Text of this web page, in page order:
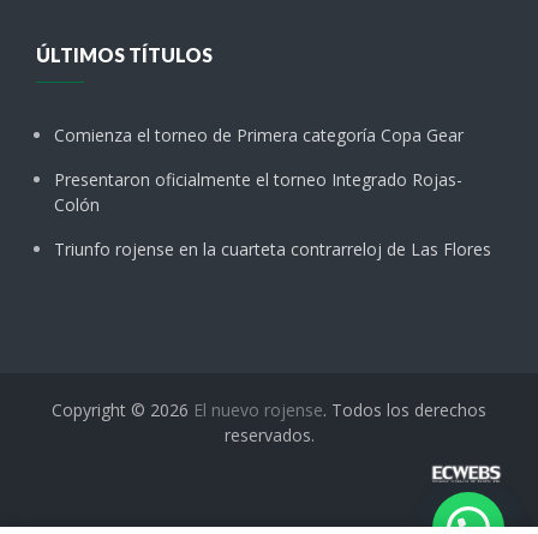
ÚLTIMOS TÍTULOS
Comienza el torneo de Primera categoría Copa Gear
Presentaron oficialmente el torneo Integrado Rojas-
Colón
Triunfo rojense en la cuarteta contrarreloj de Las Flores
Copyright © 2026 El nuevo rojense. Todos los derechos
reservados.